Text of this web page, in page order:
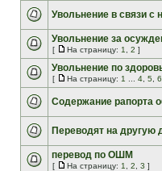
Увольнение в связи с
Увольнение за
[ На страницу: 1 2 ]
Увольнение по
[ На страницу: 1 4 5 6
Содержание рапорта
Переводят на другую
перевод по ОШМ
[ На страницу: 1 2 3 ]